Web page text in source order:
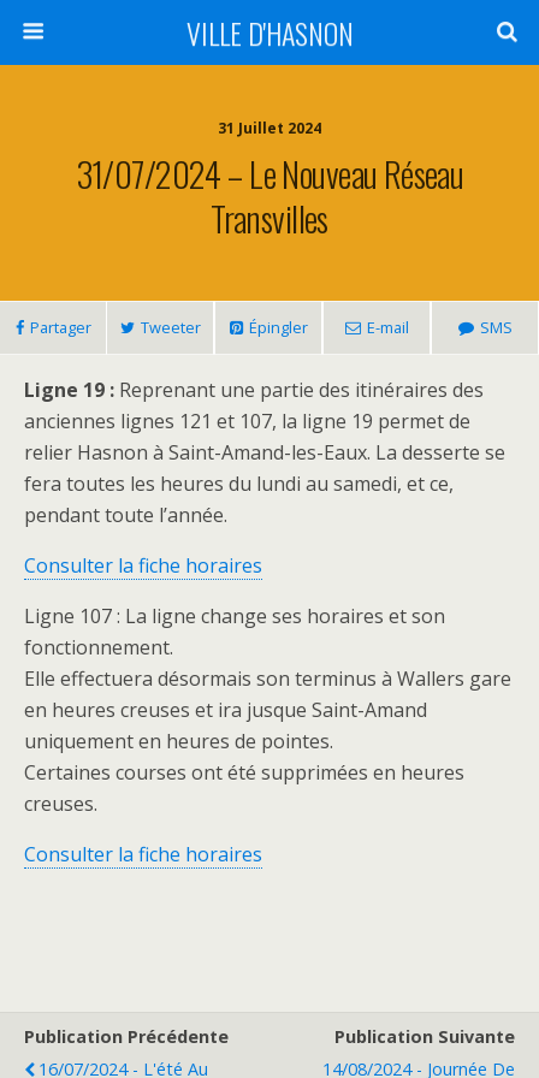
VILLE D'HASNON
31 Juillet 2024
31/07/2024 – Le Nouveau Réseau
Transvilles
Partager Tweeter Épingler E-mail SMS
Ligne 19 : Reprenant une partie des itinéraires des
anciennes lignes 121 et 107, la ligne 19 permet de
relier Hasnon à Saint-Amand-les-Eaux. La desserte se
fera toutes les heures du lundi au samedi, et ce,
pendant toute l’année.
Consulter la fiche horaires
Ligne 107 : La ligne change ses horaires et son
fonctionnement.
Elle effectuera désormais son terminus à Wallers gare
en heures creuses et ira jusque Saint-Amand
uniquement en heures de pointes.
Certaines courses ont été supprimées en heures
creuses.
Consulter la fiche horaires
Publication Précédente
16/07/2024 - L'été Au
Publication Suivante
14/08/2024 - Journée De